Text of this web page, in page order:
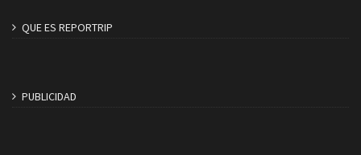
QUE ES REPORTRIP
PUBLICIDAD